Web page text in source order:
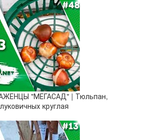
"МЕГАСАД" | Тюльпан,
круглая